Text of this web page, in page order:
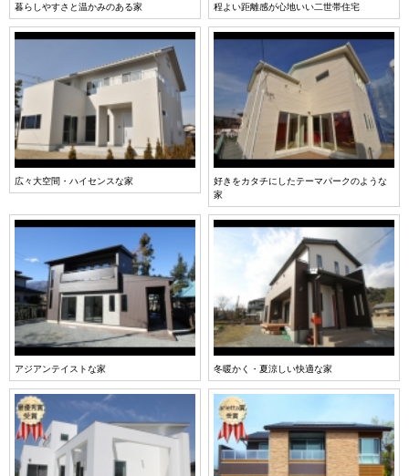
暮らしやすさと温かみのある家 程よい距離感が心地いい二世帯住宅
広々大空間・ハイセンスな家
好きをカタチにしたテーマパークのような
家
アジアンテイストな家 冬暖かく・夏涼しい快適な家